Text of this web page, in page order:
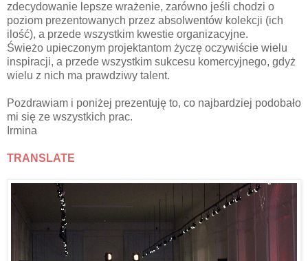
zdecydowanie lepsze wrażenie, zarówno jeśli chodzi o
poziom prezentowanych przez absolwentów kolekcji (ich
ilość), a przede wszystkim kwestie organizacyjne.
Świeżo upieczonym projektantom życzę oczywiście wielu
inspiracji, a przede wszystkim sukcesu komercyjnego, gdyż
wielu z nich ma prawdziwy talent.
Pozdrawiam i poniżej prezentuję to, co najbardziej podobało
mi się ze wszystkich prac.
Irmina
TRANSLATE